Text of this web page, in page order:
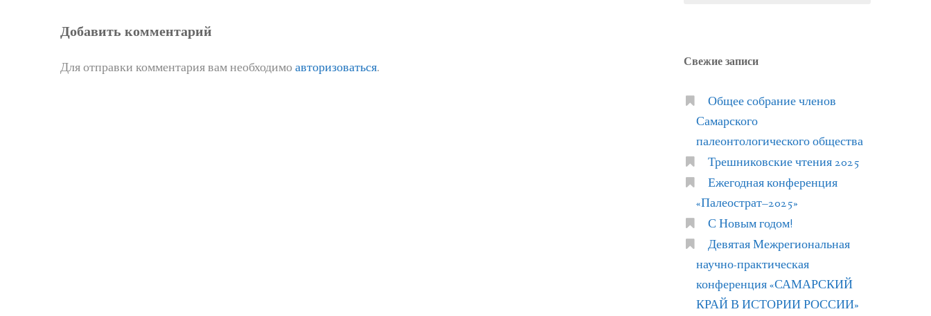
Добавить комментарий
Для отправки комментария вам необходимоавторизоваться. Свежие записи
Общее собрание членов
Самарского
палеонтологического общества
Трешниковские чтения 2025
Ежегодная конференция
«Палеострат–2025»
С Новым годом!
Девятая Межрегиональная
научно-практическая
конференция «САМАРСКИЙ
КРАЙ В ИСТОРИИ РОССИИ»